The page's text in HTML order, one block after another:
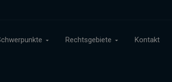
Rechtsgebiete Kontakt